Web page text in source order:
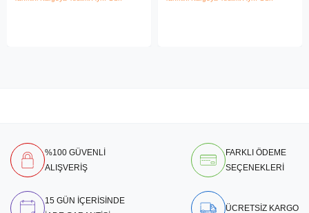
%100 GÜVENLİ
ALIŞVERİŞ
FARKLI ÖDEME
SEÇENEKLERİ
15 GÜN İÇERİSİNDE
ÜCRETSİZ KARGO